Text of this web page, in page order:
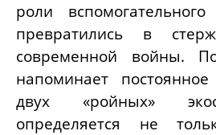
роли
превратились в
современной войны.
напоминает постоянное
двух «ройных»
определяется не